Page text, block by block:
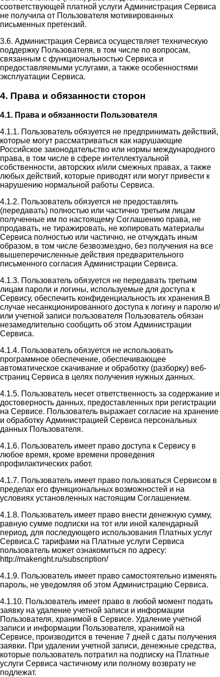
соответствующей платной услуги Администрация Сервиса
не получила от Пользователя мотивированных
письменных претензий.
3.6. Администрация Сервиса осуществляет техническую
поддержку Пользователя, в том числе по вопросам,
связанным с функциональностью Сервиса и
предоставляемыми услугами, а также особенностями
эксплуатации Сервиса.
4. Права и обязанности сторон
4.1. Права и обязанности Пользователя
4.1.1. Пользователь обязуется не предпринимать действий,
которые могут рассматриваться как нарушающие
Российское законодательство или нормы международного
права, в том числе в сфере интеллектуальной
собственности, авторских и/или смежных правах, а также
любых действий, которые приводят или могут привести к
нарушению нормальной работы Сервиса.
4.1.2. Пользователь обязуется не предоставлять
(передавать) полностью или частично третьим лицам
полученные им по настоящему Соглашению права, не
продавать, не тиражировать, не копировать материалы
Сервиса полностью или частично, не отчуждать иным
образом, в том числе безвозмездно, без получения на все
вышеперечисленные действия предварительного
письменного согласия Администрации Сервиса.
4.1.3. Пользователь обязуется не передавать третьим
лицам пароли и логины, используемые для доступа к
Сервису, обеспечить конфиденциальность их хранения.В
случае несанкционированного доступа к логину и паролю и/
или учетной записи пользователя Пользователь обязан
незамедлительно сообщить об этом Администрации
Сервиса.
4.1.4. Пользователь обязуется не использовать
программное обеспечение, обеспечивающее
автоматическое скачивание и обработку (разборку) веб-
страниц Сервиса в целях получения нужных данных.
4.1.5. Пользователь несет ответственность за содержание и
достоверность данных, предоставленных при регистрации
на Сервисе. Пользователь выражает согласие на хранение
и обработку Администрацией Сервиса персональных
данных Пользователя.
4.1.6. Пользователь имеет право доступа к Сервису в
любое время, кроме времени проведения
профилактических работ.
4.1.7. Пользователь имеет право пользоваться Сервисом в
пределах его функциональных возможностей и на
условиях установленных настоящим Соглашением.
4.1.8. Пользователь имеет право внести денежную сумму,
равную сумме подписки на тот или иной календарный
период, для последующего использования Платных услуг
Сервиса.С тарифами на Платные услуги Сервиса
пользователь может ознакомиться по адресу:
http://makeright.ru/subscription/
4.1.9. Пользователь имеет право самостоятельно изменять
пароль, не уведомляя об этом Администрацию Сервиса.
4.1.10. Пользователь имеет право в любой момент подать
заявку на удаление учетной записи и информации
Пользователя, хранимой в Сервисе. Удаление учетной
записи и информации Пользователя, хранимой на
Сервисе, производится в течение 7 дней с даты получения
заявки. При удалении учетной записи, денежные средства,
которые пользователь потратил на подписку на Платные
услуги Сервиса частичному или полному возврату не
подлежат.